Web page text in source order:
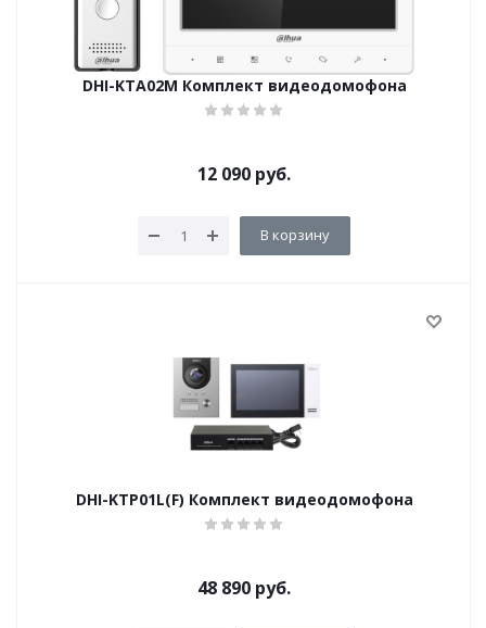
DHI-KTA02M Комплект видеодомофона
12 090 руб.
В корзину
DHI-KTP01L(F) Комплект видеодомофона
48 890 руб.